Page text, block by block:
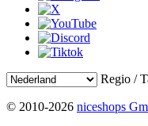
Regio /
© 2010-2026 niceshops